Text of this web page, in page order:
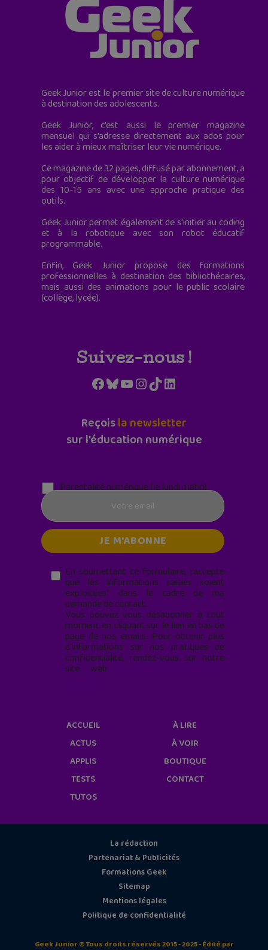
Geek Junior est le premier site de culture numérique
à destination des adolescents.
Geek Junior, c’est aussi le premier magazine
mensuel qui s’adresse directement aux ados pour
les aider à mieux maîtriser leur vie numérique.
Ce magazine de 32 pages, diffusé par abonnement, a
pour objectif de développer la culture numérique
des 10-15 ans avec une approche pratique des
outils.
Geek Junior permet également de s'initier au coding
et à la robotique avec son robot éducatif
programmable.
Enfin, Geek Junior propose des formations
professionnelles à destination des bibliothécaires,
mais aussi des animations pour le public scolaire
(collège, lycée).
Suivez-nous !
Facebook
Bluesky
YouTube
Instagram
TikTokLinkedIn
Reçoisla newsletter
sur l'éducation numérique
Parentalité numérique (le lundi matin)
En soumettant ce formulaire, j’accepte
que les informations saisies soient
exploitées* dans le cadre de ma
demande de contact.
Vous pouvez vous désabonner à tout
moment en cliquant sur le lien en bas de
page de nos emails. Pour obtenir plus
d'informations sur nos pratiques de
confidentialité, rendez-vous sur notre
site web
ACCUEIL
ACTUS
APPLIS
TESTS
TUTOS
À LIRE
À VOIR
BOUTIQUE
CONTACT
La rédaction
Partenariat & Publicités
Formations Geek
Sitemap
Mentions légales
Politique de confidentialité
Geek Junior © Tous droits réservés 2015 - 2025 - Édité par